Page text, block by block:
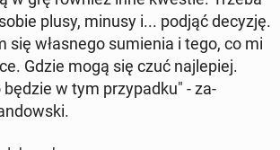
plusy, minusy i... podjąć decyzję.
się włas­nego sum­ienia i tego, co mi
Gdzie mogą się czuć na­jlepiej.
będzie w tym przy­pad­ku" - za­